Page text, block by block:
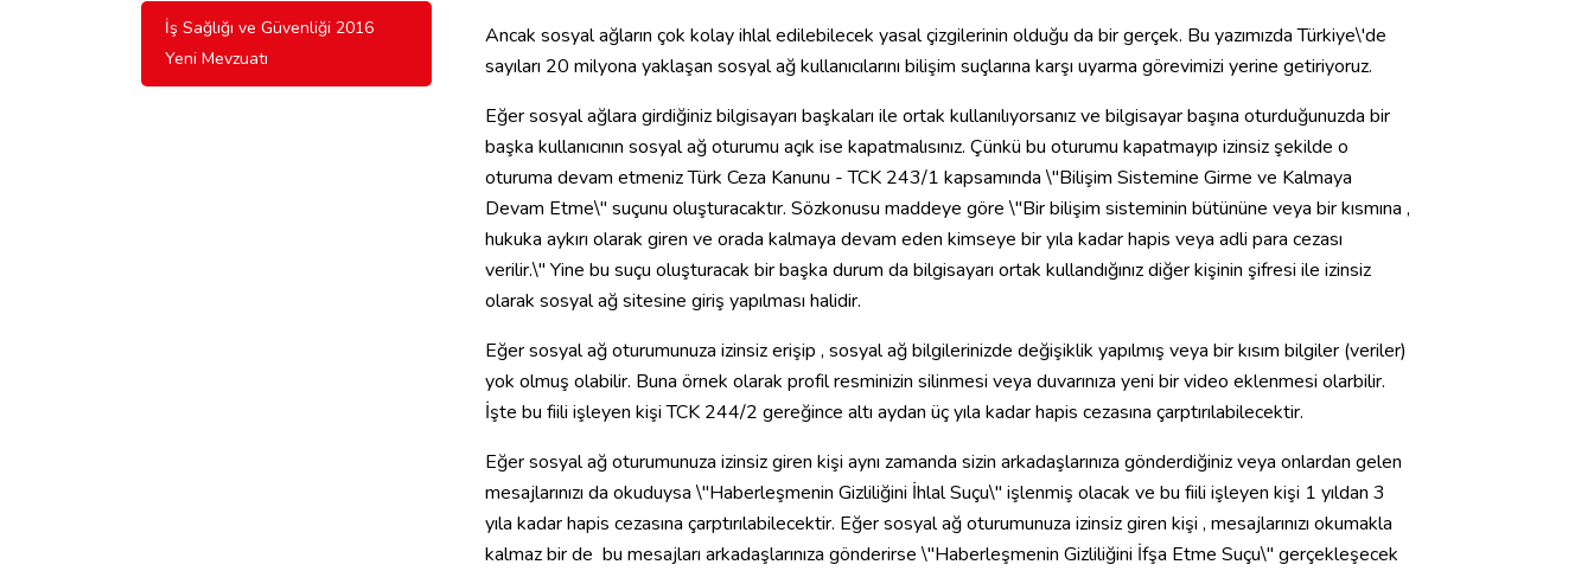
İş Sağlığı ve Güvenliği 2016
Yeni Mevzuatı
Ancak sosyal ağların çok kolay ihlal edilebilecek yasal çizgilerinin olduğu da bir gerçek. Bu yazımızda Türkiye\'de
sayıları 20 milyona yaklaşan sosyal ağ kullanıcılarını bilişim suçlarına karşı uyarma görevimizi yerine getiriyoruz.
Eğer sosyal ağlara girdiğiniz bilgisayarı başkaları ile ortak kullanılıyorsanız ve bilgisayar başına oturduğunuzda bir
başka kullanıcının sosyal ağ oturumu açık ise kapatmalısınız. Çünkü bu oturumu kapatmayıp izinsiz şekilde o
oturuma devam etmeniz Türk Ceza Kanunu - TCK 243/1 kapsamında \"Bilişim Sistemine Girme ve Kalmaya
Devam Etme\" suçunu oluşturacaktır. Sözkonusu maddeye göre \"Bir bilişim sisteminin bütününe veya bir kısmına ,
hukuka aykırı olarak giren ve orada kalmaya devam eden kimseye bir yıla kadar hapis veya adli para cezası
verilir.\" Yine bu suçu oluşturacak bir başka durum da bilgisayarı ortak kullandığınız diğer kişinin şifresi ile izinsiz
olarak sosyal ağ sitesine giriş yapılması halidir.
Eğer sosyal ağ oturumunuza izinsiz erişip , sosyal ağ bilgilerinizde değişiklik yapılmış veya bir kısım bilgiler (veriler)
yok olmuş olabilir. Buna örnek olarak profil resminizin silinmesi veya duvarınıza yeni bir video eklenmesi olarbilir.
İşte bu fiili işleyen kişi TCK 244/2 gereğince altı aydan üç yıla kadar hapis cezasına çarptırılabilecektir.
Eğer sosyal ağ oturumunuza izinsiz giren kişi aynı zamanda sizin arkadaşlarınıza gönderdiğiniz veya onlardan gelen
mesajlarınızı da okuduysa \"Haberleşmenin Gizliliğini İhlal Suçu\" işlenmiş olacak ve bu fiili işleyen kişi 1 yıldan 3
yıla kadar hapis cezasına çarptırılabilecektir. Eğer sosyal ağ oturumunuza izinsiz giren kişi , mesajlarınızı okumakla
kalmaz bir de bu mesajları arkadaşlarınıza gönderirse \"Haberleşmenin Gizliliğini İfşa Etme Suçu\" gerçekleşecek